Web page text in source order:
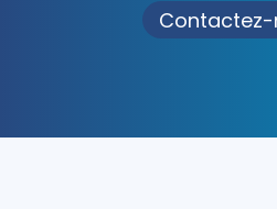
Contactez-